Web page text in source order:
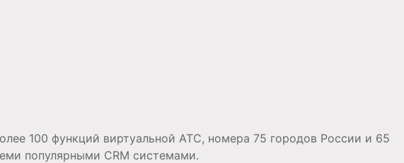
100 функций виртуальной АТС, номера 75 городов России и 65
популярными CRM системами.